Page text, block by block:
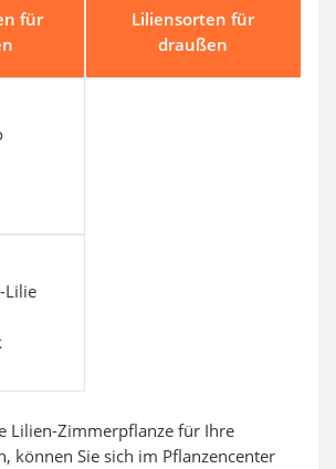
für
Liliensorten für
draußen
Lilie
Lilien-Zimmerpflanze für Ihre
können Sie sich im Pflanzencenter